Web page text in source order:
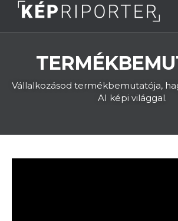
Vállalkozásod termékbemutatója,
AI képi világgal.